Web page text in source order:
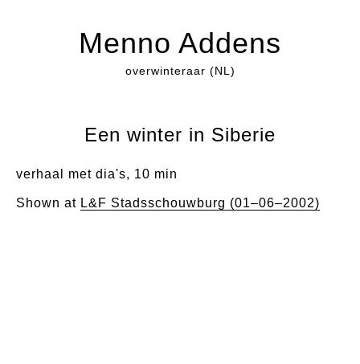
Menno Addens
overwinteraar (NL)
Een winter in Siberie
verhaal met dia's, 10 min
Shown at L&F Stadsschouwburg (01–06–2002)